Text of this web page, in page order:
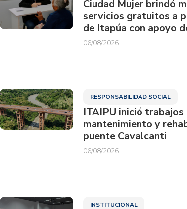
Ciudad Mujer brindó
servicios gratuitos a
de Itapúa con apoyo
06/08/2026
RESPONSABILIDAD SOCIAL
ITAIPU inició trabajos
mantenimiento y
puente Cavalcanti
06/08/2026
INSTITUCIONAL